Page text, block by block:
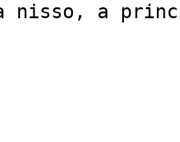
nisso, a